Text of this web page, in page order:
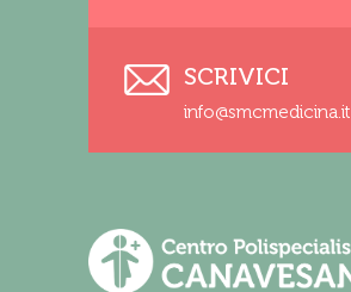
SCRIVICI
info@smcmedicina.it